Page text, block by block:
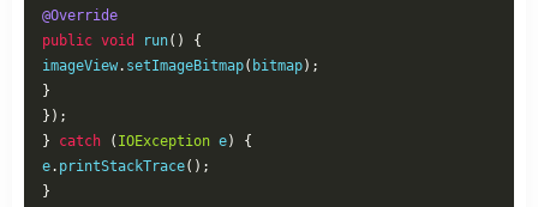
@Override
public void run()
{
imageView. setImageBitmap( bitmap);
}
});
}
catch ( IOException e)
{
e. printStackTrace();
}